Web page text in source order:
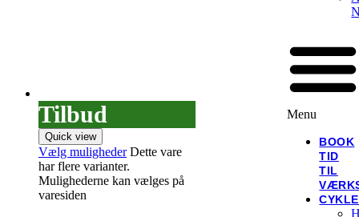
Menu
BOOK
TID
TIL
Tilbud
Quick view
Vælg muligheder Dette vare
har flere varianter.
Mulighederne kan vælges på
varesiden